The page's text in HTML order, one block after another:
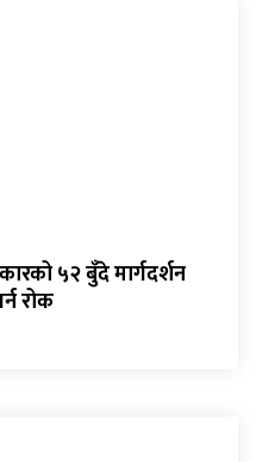
५२ बुँदे मार्गदर्शन
रोक